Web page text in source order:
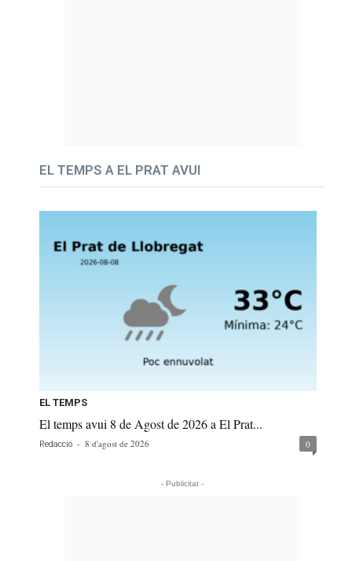
EL TEMPS A EL PRAT AVUI
EL TEMPS
El temps avui 8 de Agost de 2026 a El Prat...
Redacció - 8 d'agost de 2026 0
- Publicitat -